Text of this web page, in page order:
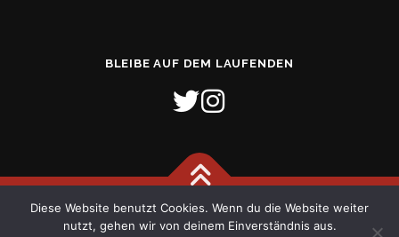
BLEIBE AUF DEM LAUFENDEN
Copyright © 2026 Freiwillige Feuerwehr Stadt Verden (Aller)
Diese Website benutzt Cookies. Wenn du die Website weiter
nutzt, gehen wir von deinem Einverständnis aus.